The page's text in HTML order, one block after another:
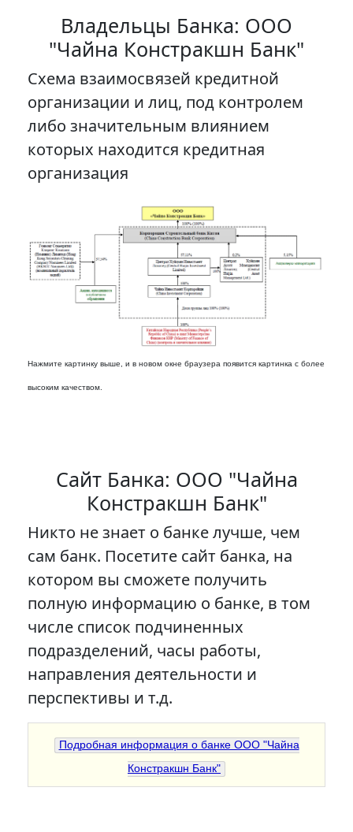
Владельцы Банка: ООО
"Чайна Констракшн Банк"
Схема взаимосвязей кредитной
организации и лиц, под контролем
либо значительным влиянием
которых находится кредитная
организация
Нажмите картинку выше, и в новом окне браузера появится картинка с более
высоким качеством.
Сайт Банка: ООО "Чайна
Констракшн Банк"
Никто не знает о банке лучше, чем
сам банк. Посетите сайт банка, на
котором вы сможете получить
полную информацию о банке, в том
числе список подчиненных
подразделений, часы работы,
направления деятельности и
перспективы и т.д.
Подробная информация о банке ООО "Чайна
Констракшн Банк"